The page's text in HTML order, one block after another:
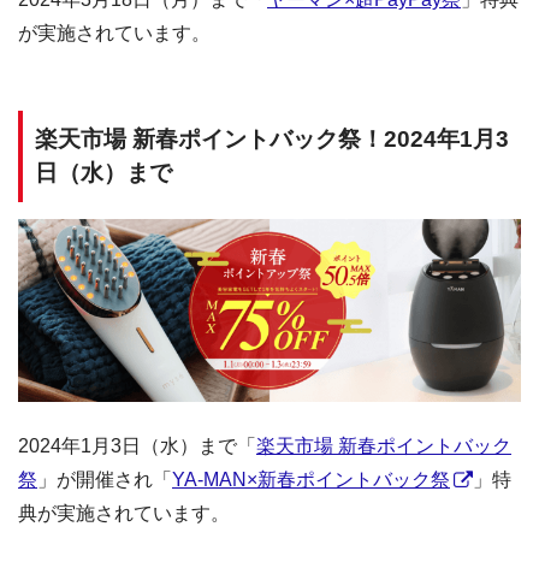
が実施されています。
楽天市場 新春ポイントバック祭！2024年1月3
日（水）まで
2024年1月3日（水）まで「 楽天市場 新春ポイントバック
祭 」が開催され「 YA-MAN×新春ポイントバック祭
」特
典が実施されています。